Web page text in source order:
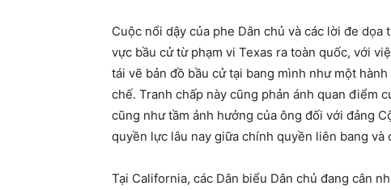
Cuộc nổi dậy của phe Dân chủ và các lời đe
vực bầu cử từ phạm vi Texas ra toàn quốc, với
tái vẽ bản đồ bầu cử tại bang mình như một
chế. Tranh chấp này cũng phản ánh quan điểm
cũng như tầm ảnh hưởng của ông đối với đảng
quyền lực lâu nay giữa chính quyền liên bang và
Tại California, các Dân biểu Dân chủ đang cân